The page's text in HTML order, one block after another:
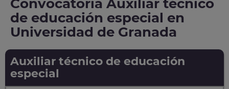
Convocatoria Auxiliar técnico
de educación especial en
Universidad de Granada
Auxiliar técnico de educación
especial